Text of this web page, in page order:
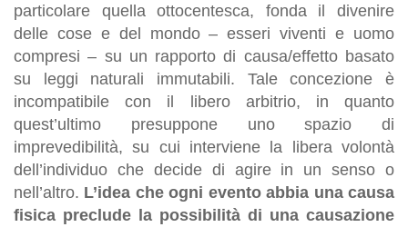
particolare quella ottocentesca, fonda il divenire
delle cose e del mondo – esseri viventi e uomo
compresi – su un rapporto di causa/effetto basato
su leggi naturali immutabili. Tale concezione è
incompatibile con il libero arbitrio, in quanto
quest’ultimo presuppone uno spazio di
imprevedibilità, su cui interviene la libera volontà
dell’individuo che decide di agire in un senso o
nell’altro. L’idea che ogni evento abbia una causa
fisica preclude la possibilità di una causazione